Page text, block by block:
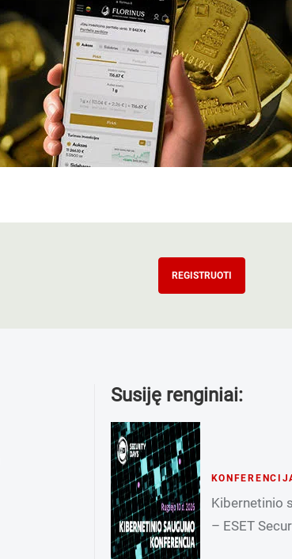
REGISTRUOTI
Susiję renginiai:
Kibernetinio
– ESET